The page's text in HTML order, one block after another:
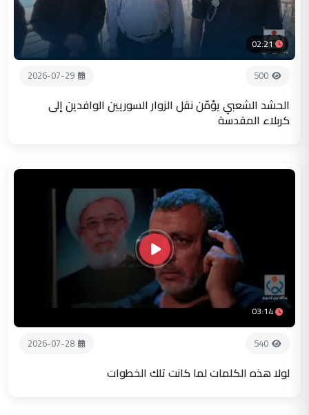
02:21
500
2026-07-29
الحشد الشعبي يؤمّن نقل الزوار السوريين الوافدين إلى
كربلاء المقدسة
03:14
540
2026-07-28
لولا هذه الكلمات لما كانت تلك الخطوات